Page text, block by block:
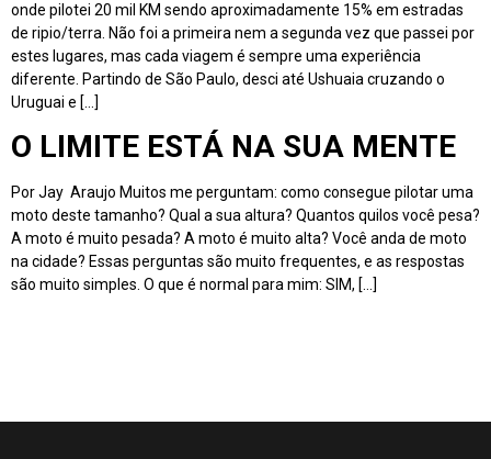
onde pilotei 20 mil KM sendo aproximadamente 15% em estradas
de ripio/terra. Não foi a primeira nem a segunda vez que passei por
estes lugares, mas cada viagem é sempre uma experiência
diferente. Partindo de São Paulo, desci até Ushuaia cruzando o
Uruguai e […]
O LIMITE ESTÁ NA SUA MENTE
Por Jay Araujo Muitos me perguntam: como consegue pilotar uma
moto deste tamanho? Qual a sua altura? Quantos quilos você pesa?
A moto é muito pesada? A moto é muito alta? Você anda de moto
na cidade? Essas perguntas são muito frequentes, e as respostas
são muito simples. O que é normal para mim: SIM, […]